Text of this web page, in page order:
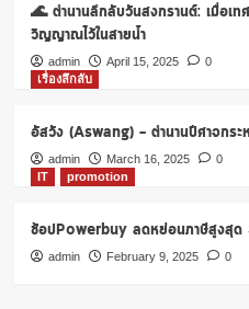
🌊 ตำนานลึกลับวันสงกรานต์: เมื่อเท
วิญญาณไว้ในสายน้ำ
admin April 15, 2025
0
เรื่องลึกลับ
อัสวัง (Aswang) – ตำนานปีศาจกร
admin March 16, 2025
0
IT
promotion
ช้อปPowerbuy ลดหย่อนภาษีสูงสุ
admin February 9, 2025 0